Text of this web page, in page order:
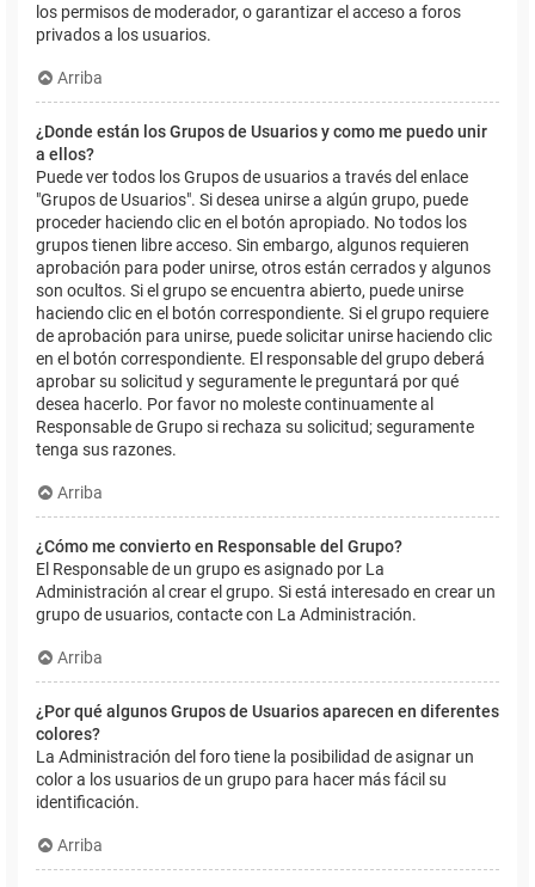
los permisos de moderador, o garantizar el acceso a foros
privados a los usuarios.
Arriba
¿Donde están los Grupos de Usuarios y como me puedo unir
a ellos?
Puede ver todos los Grupos de usuarios a través del enlace
"Grupos de Usuarios". Si desea unirse a algún grupo, puede
proceder haciendo clic en el botón apropiado. No todos los
grupos tienen libre acceso. Sin embargo, algunos requieren
aprobación para poder unirse, otros están cerrados y algunos
son ocultos. Si el grupo se encuentra abierto, puede unirse
haciendo clic en el botón correspondiente. Si el grupo requiere
de aprobación para unirse, puede solicitar unirse haciendo clic
en el botón correspondiente. El responsable del grupo deberá
aprobar su solicitud y seguramente le preguntará por qué
desea hacerlo. Por favor no moleste continuamente al
Responsable de Grupo si rechaza su solicitud; seguramente
tenga sus razones.
Arriba
¿Cómo me convierto en Responsable del Grupo?
El Responsable de un grupo es asignado por La
Administración al crear el grupo. Si está interesado en crear un
grupo de usuarios, contacte con La Administración.
Arriba
¿Por qué algunos Grupos de Usuarios aparecen en diferentes
colores?
La Administración del foro tiene la posibilidad de asignar un
color a los usuarios de un grupo para hacer más fácil su
identificación.
Arriba